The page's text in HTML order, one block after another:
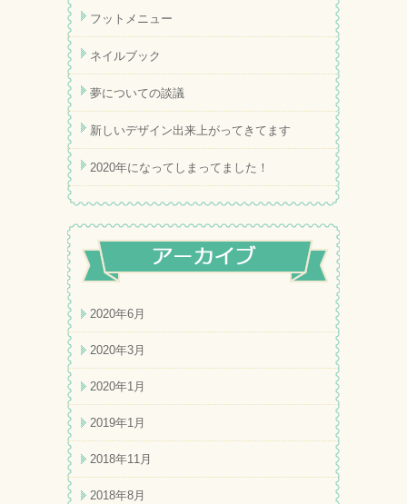
フットメニュー
ネイルブック
夢についての談議
新しいデザイン出来上がってきてます
2020年になってしまってました！
2020年6月
2020年3月
2020年1月
2019年1月
2018年11月
2018年8月